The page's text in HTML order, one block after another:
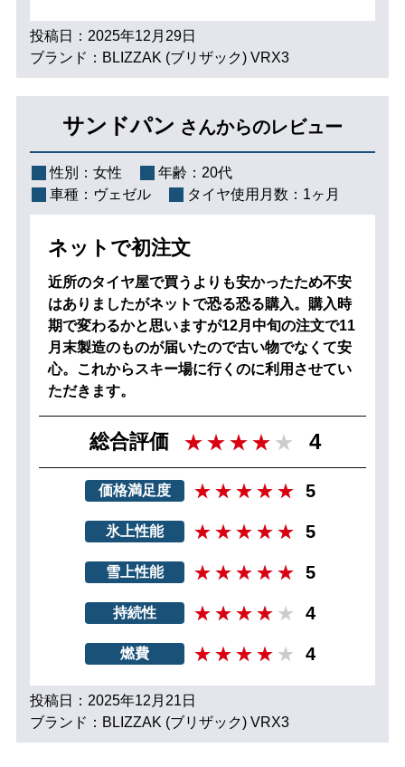
投稿日：2025年12月29日
ブランド：BLIZZAK (ブリザック) VRX3
サンドパン さんからのレビュー
性別： 女性 年齢： 20代
車種： ヴェゼル タイヤ使用月数： 1ヶ月
ネットで初注文
近所のタイヤ屋で買うよりも安かったため不安
はありましたがネットで恐る恐る購入。購入時
期で変わるかと思いますが12月中旬の注文で11
月末製造のものが届いたので古い物でなくて安
心。これからスキー場に行くのに利用させてい
ただきます。
総合評価 4
価格満足度 5
氷上性能 5
雪上性能 5
持続性 4
燃費 4
投稿日：2025年12月21日
ブランド：BLIZZAK (ブリザック) VRX3